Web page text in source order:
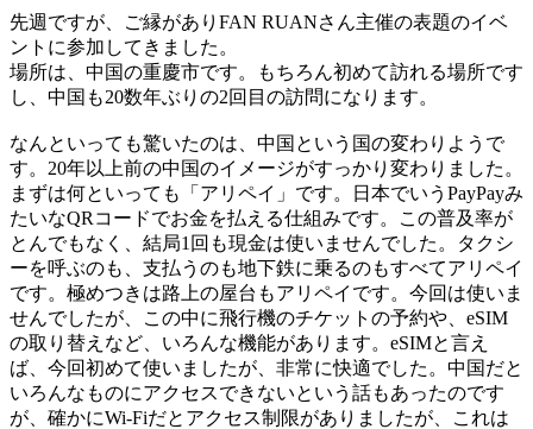
先週ですが、ご縁がありFAN RUANさん主催の表題のイベ
ントに参加してきました。
場所は、中国の重慶市です。もちろん初めて訪れる場所です
し、中国も20数年ぶりの2回目の訪問になります。
なんといっても驚いたのは、中国という国の変わりようで
す。20年以上前の中国のイメージがすっかり変わりました。
まずは何といっても「アリペイ」です。日本でいうPayPayみ
たいなQRコードでお金を払える仕組みです。この普及率が
とんでもなく、結局1回も現金は使いませんでした。タクシ
ーを呼ぶのも、支払うのも地下鉄に乗るのもすべてアリペイ
です。極めつきは路上の屋台もアリペイです。今回は使いま
せんでしたが、この中に飛行機のチケットの予約や、eSIM
の取り替えなど、いろんな機能があります。eSIMと言え
ば、今回初めて使いましたが、非常に快適でした。中国だと
いろんなものにアクセスできないという話もあったのです
が、確かにWi-Fiだとアクセス制限がありましたが、これは